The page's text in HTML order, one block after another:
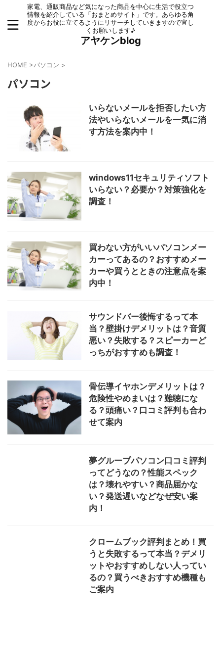
家電、通販商品など気になった商品を中心に生活で役立つ
情報を紹介している「おまとめサイト」です。あらゆる角
度からお役に立てるようにリサーチしていきますので宜し
くお願いします♪
アヤケンblog
HOME >パソコン >
パソコン
いらないメールを拒否したい方
法やいらないメールを一気に消
す方法を案内中！
windows11セキュリティソフト
いらない？必要か？対策強化を
調査！
買わない方がいいパソコンメー
カーってあるの？おすすめメー
カーや買うとときの注意点を案
内中！
サウンドバー後悔するって本
当？壁掛けデメリットは？音質
悪い？失敗する？スピーカーど
っちがおすすめも調査！
骨伝導イヤホンデメリットは？
危険性やめまいは？難聴にな
る？頭痛い？口コミ評判も合わ
せて案内
夢グループパソコン口コミ評判
ってどうなの？性能スペック
は？壊れやすい？商品届かな
い？発送遅いなどなぜ安い案
内！
クロームブック評判まとめ！買
うと失敗するって本当？デメリ
ットやおすすめしない人ってい
るの？買うべきおすすめ機種も
ご案内